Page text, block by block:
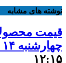
نوشته های مشابه
قیمت
چهارشنبه ۱۴ مرداد ۱۴۰۵
۱۲:۱۵